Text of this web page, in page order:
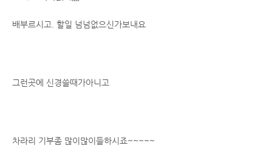
배부르시고. 할일 넘넘없으신가보내요
그런곳에 신경쓸때가아니고
차라리 기부좀 많이많이들하시죠~~~~~